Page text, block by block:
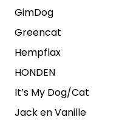
GimDog
Greencat
Hempflax
HONDEN
It’s My Dog/Cat
Jack en Vanille